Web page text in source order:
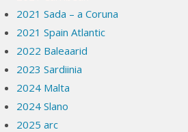
2021 Sada – a Coruna
2021 Spain Atlantic
2022 Baleaarid
2023 Sardiinia
2024 Malta
2024 Slano
2025 arc